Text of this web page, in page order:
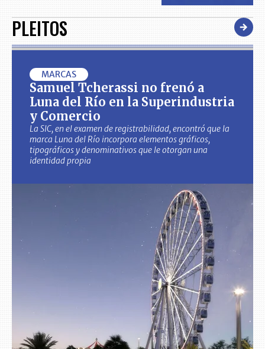
PLEITOS
MARCAS
Samuel Tcherassi no frenó a
Luna del Río en la Superindustria
y Comercio
La SIC, en el examen de registrabilidad, encontró que la
marca Luna del Río incorpora elementos gráficos,
tipográficos y denominativos que le otorgan una
identidad propia